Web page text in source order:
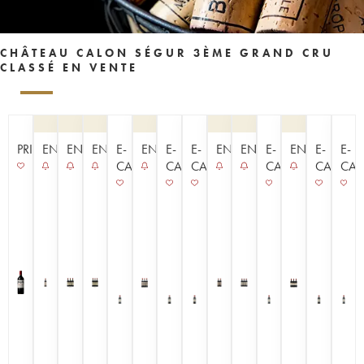
CHÂTEAU CALON SÉGUR 3ÈME GRAND CRU
CLASSÉ EN VENTE
PRIMEURENCHÈREENCHÈREENCHÈRE
E-
CAVISTE
ENCHÈRE
E-
CAVISTE
E-
CAVISTE
ENCHÈREENCHÈRE
E-
CAVISTE
ENCHÈRE
E-
CAVISTE
E-